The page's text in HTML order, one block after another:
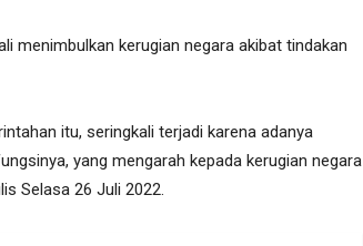
menimbulkan kerugian negara akibat tindakan
itu, seringkali terjadi karena adanya
yang mengarah kepada kerugian negara
Selasa 26 Juli 2022.